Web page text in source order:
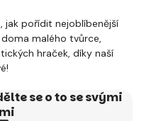
jak pořídit nejoblíbenější
malého tvůrce,
hraček, díky naší
se o to se svými